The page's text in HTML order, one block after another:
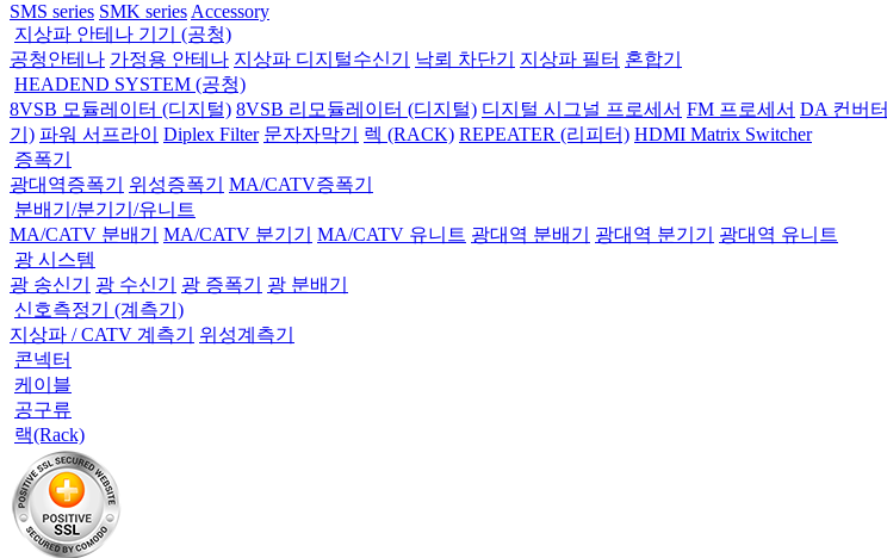
SMS series SMK series Accessory
지상파 안테나 기기 (공청)
공청안테나 가정용 안테나 지상파 디지털수신기 낙뢰 차단기 지상파 필터 혼합기
HEADEND SYSTEM (공청)
8VSB 모듈레이터 (디지털) 8VSB 리모듈레이터 (디지털) 디지털 시그널 프로세서 FM 프로세서 DA 컨버터
기) 파워 서프라이 Diplex Filter 문자자막기 렉 (RACK) REPEATER (리피터) HDMI Matrix Switcher
증폭기
광대역증폭기
위성증폭기
MA/CATV증폭기
분배기/분기기/유니트
MA/CATV 분배기
MA/CATV 분기기 MA/CATV 유니트 광대역 분배기 광대역 분기기
광대역 유니트
광 시스템
광 송신기
광 수신기 광 증폭기
광 분배기
신호측정기 (계측기)
지상파 / CATV 계측기
위성계측기
콘넥터
케이블
공구류
랙(Rack)